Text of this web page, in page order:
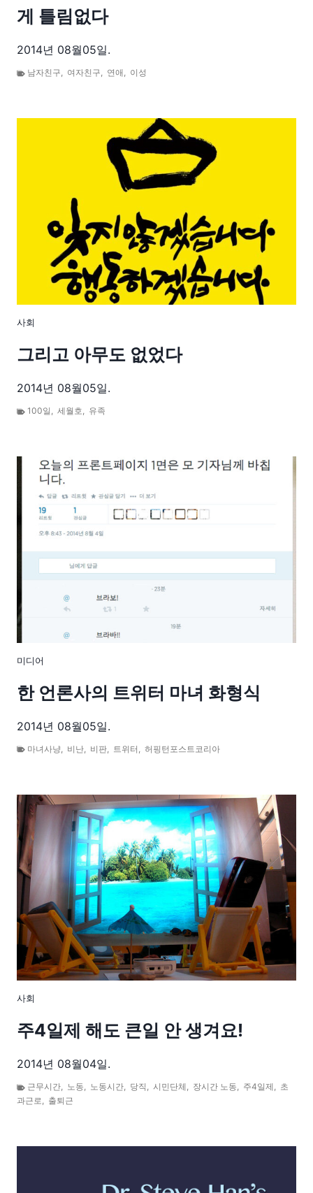
게 틀림없다
2014년 08월05일.
남자친구, 여자친구, 연애, 이성
사회
그리고 아무도 없었다
2014년 08월05일.
100일 , 세월호, 유족
미디어
한 언론사의 트위터 마녀 화형식
2014년 08월05일.
마녀사냥 비난 비판 트위터 허핑턴포스트코리아
사회
주4일제 해도 큰일 안 생겨요!
2014년 08월04일.
근무시간, 노동, 노동시간, 당직 , 시민단체, 장시간 노동, 주4일제, 초
과근로, 출퇴근